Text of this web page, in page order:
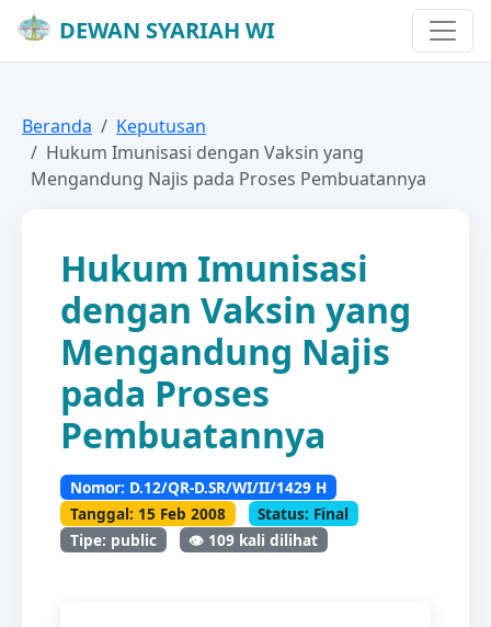
DEWAN SYARIAH WI
Beranda
Keputusan
Hukum Imunisasi dengan Vaksin yang
Mengandung Najis pada Proses Pembuatannya
Hukum Imunisasi
dengan Vaksin yang
Mengandung Najis
pada Proses
Pembuatannya
Nomor: D.12/QR-D.SR/WI/II/1429 H
Tanggal: 15 Feb 2008
Status: Final
Tipe: public
👁️ 109 kali dilihat